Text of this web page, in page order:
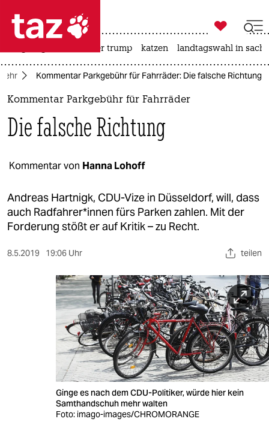
 taz zahl ich
taz zahl ich
politik
öko
gesellschaft
kultur
wahrheit
veranstaltungen

taz zahl ich
usa unter trump katzen landtagswahl in
Kommentar Parkgebühr für Fahrräder: Die falsche Richtung
Kommentar Parkgebühr für Fahrräder
Die falsche Richtung
Kommentar von Hanna Lohoff
Andreas Hartnigk, CDU-Vize in Düsseldorf, will, dass
auch Radfahrer*innen fürs Parken zahlen. Mit der
Forderung stößt er auf Kritik – zu Recht.
8.5.2019 19:06 Uhr teilen
Ginge es nach dem CDU-Politiker, würde hier kein
Samthandschuh mehr walten
Foto: imago-images/CHROMORANGE